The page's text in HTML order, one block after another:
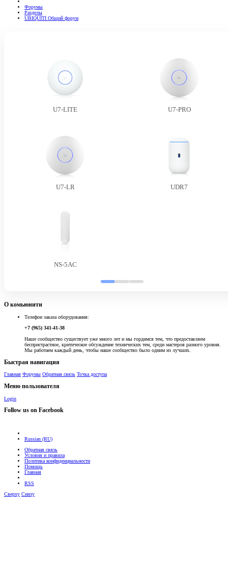
Форумы
Разделы
UBIQUITI Общий форум
U7-LITE U7-PRO
U7-LR UDR7
NS-5AC
О комьюнити
Телефон заказа оборудования:
+7 (965) 341-41-38
Наше сообщество существует уже много лет и мы гордимся тем, что предоставляем
беспристрастное, критическое обсуждение технических тем, среди мастеров разного уровня.
Мы работаем каждый день, чтобы наше сообщество было одним из лучших.
Быстрая навигация
Главная Форумы Обратная связь Точка доступа
Меню пользователя
Login
Follow us on Facebook
Russian (RU)
Обратная связь
Условия и правила
Политика конфиденциальности
Помощь
Главная
RSS
Сверху Снизу